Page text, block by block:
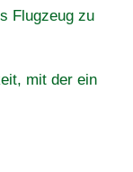
Flugzeug zu
mit der ein